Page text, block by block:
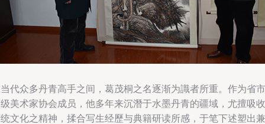
代众多丹青高手之间，葛茂桐之名逐渐为識者所重。作为省市
美术家协会成员，他多年来沉潛于水墨丹青的疆域，尤擅吸收
文化之精神，揉合写生经歷与典籍研读所感，于笔下述塑出兼